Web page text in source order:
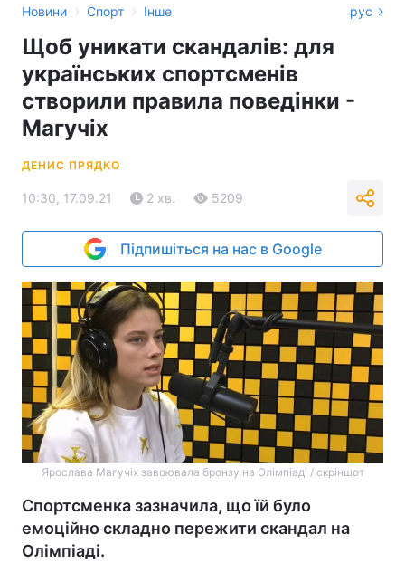
Новини › Спорт › Інше рус
Щоб уникати скандалів: для
українських спортсменів
створили правила поведінки -
Магучіх
ДЕНИС ПРЯДКО
10:30, 17.09.21 2 хв. 5209
Підпишіться на нас в Google
Ярослава Магучіх завоювала бронзу на Олімпіаді / скріншот
Спортсменка зазначила, що їй було
емоційно складно пережити скандал на
Олімпіаді.